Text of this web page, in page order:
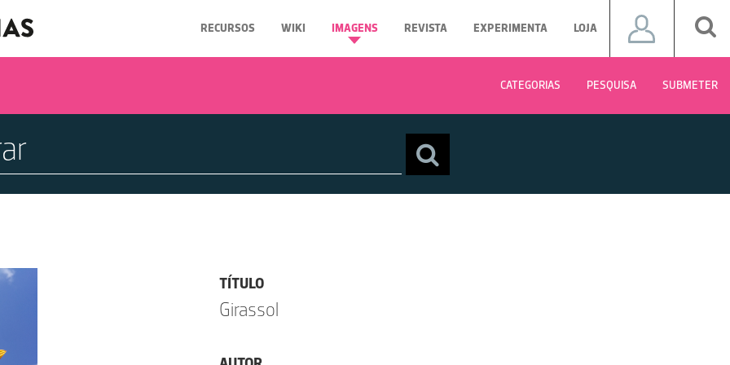
RECURSOS WIKI IMAGENS REVISTA EXPERIMENTA LOJA
CATEGORIAS PESQUISA SUBMETER
TÍTULO
Girassol